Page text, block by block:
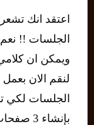
اعتقد انك
الجلسات !!
ويمكن ان
لنقم الان
الجلسات
بإنشاء